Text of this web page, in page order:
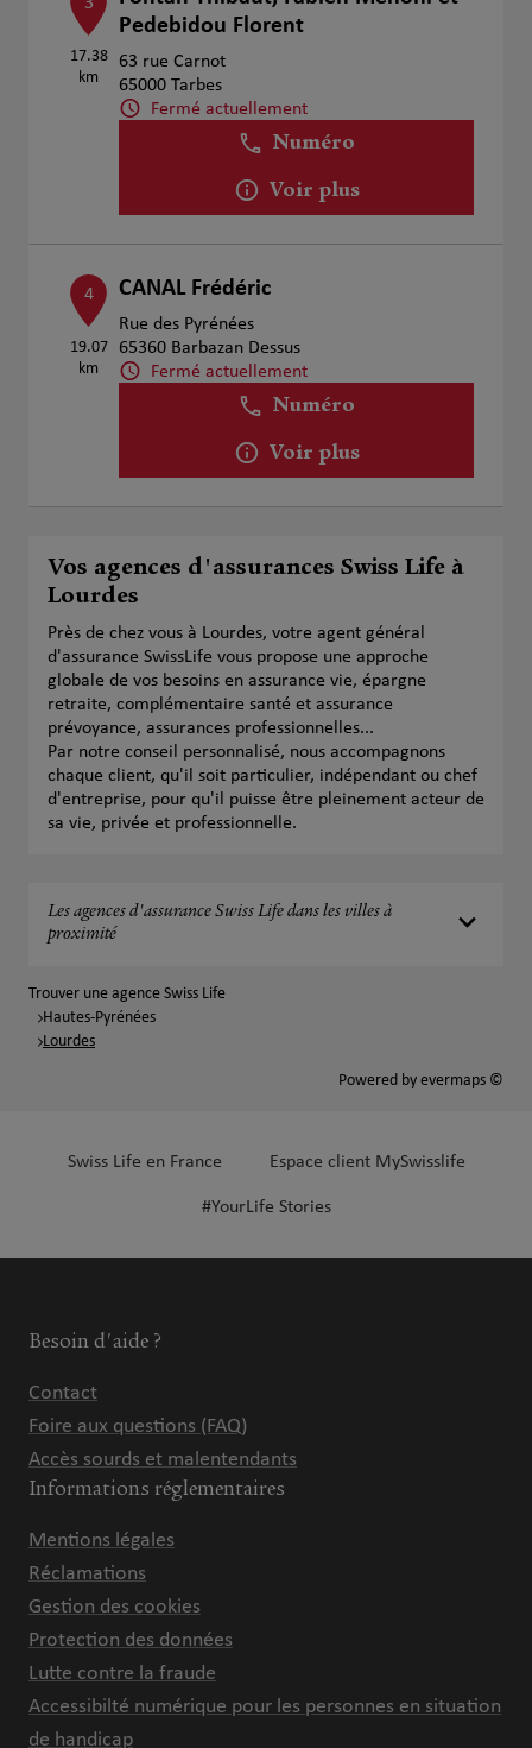
17.38
km
Pedebidou Florent
63 rue Carnot
65000 Tarbes
Fermé actuellement
Numéro
Voir plus
4
19.07
km
CANAL Frédéric
Rue des Pyrénées
65360 Barbazan Dessus
Fermé actuellement
Numéro
Voir plus
Vos agences d'assurances Swiss Life à
Lourdes
Près de chez vous à Lourdes, votre agent général
d'assurance SwissLife vous propose une approche
globale de vos besoins en assurance vie, épargne
retraite, complémentaire santé et assurance
prévoyance, assurances professionnelles...
Par notre conseil personnalisé, nous accompagnons
chaque client, qu'il soit particulier, indépendant ou chef
d'entreprise, pour qu'il puisse être pleinement acteur de
sa vie, privée et professionnelle.
Les agences d'assurance Swiss Life dans les villes à
proximité
Trouver une agence Swiss Life
Hautes-Pyrénées
Lourdes
Powered by evermaps ©
Swiss Life en France Espace client MySwisslife
#YourLife Stories
Besoin d'aide ?
Contact
Foire aux questions (FAQ)
Accès sourds et malentendants
Informations réglementaires
Mentions légales
Réclamations
Gestion des cookies
Protection des données
Lutte contre la fraude
Accessibilté numérique pour les personnes en situation
de handicap